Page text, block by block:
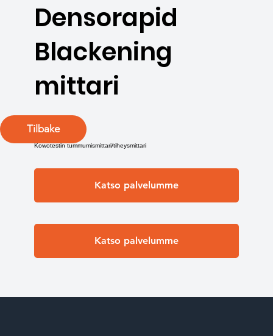
Tilbake
Densorapid
Blackening
mittari
Kowotestin tummumismittari/tiheysmittari
Katso palvelumme
Katso palvelumme